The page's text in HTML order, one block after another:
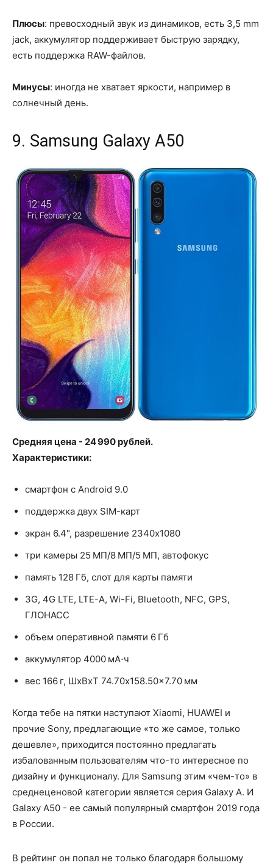
Плюсы: превосходный звук из динамиков, есть 3,5 mm
jack, аккумулятор поддерживает быструю зарядку,
есть поддержка RAW-файлов.
Минусы: иногда не хватает яркости, например в
солнечный день.
9. Samsung Galaxy A50
Средняя цена - 24 990 рублей.
Характеристики:
смартфон с Android 9.0
поддержка двух SIM-карт
экран 6.4", разрешение 2340x1080
три камеры 25 МП/8 МП/5 МП, автофокус
память 128 Гб, слот для карты памяти
3G, 4G LTE, LTE-A, Wi-Fi, Bluetooth, NFC, GPS,
ГЛОНАСС
объем оперативной памяти 6 Гб
аккумулятор 4000 мА⋅ч
вес 166 г, ШxВxТ 74.70x158.50x7.70 мм
Когда тебе на пятки наступают Xiaomi, HUAWEI и
прочие Sony, предлагающие «то же самое, только
дешевле», приходится постоянно предлагать
избалованным пользователям что-то интересное по
дизайну и функционалу. Для Samsung этим «чем-то» в
среднеценовой категории является серия Galaxy A. И
Galaxy A50 - ее самый популярный смартфон 2019 года
в России.
В рейтинг он попал не только благодаря большому